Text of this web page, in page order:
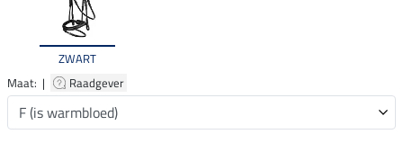
ZWART
Maat: |
Raadgever